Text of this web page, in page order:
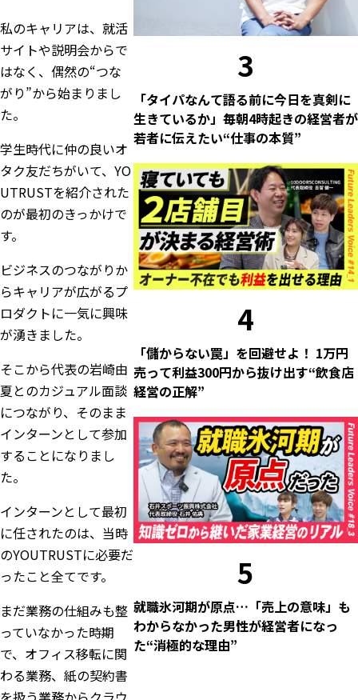
私のキャリアは、就活
サイトや説明会からで
はなく、偶然の“つな
がり”から始まりまし
た。
学生時代に仲の良いオ
タク友だちがいて、YO
UTRUSTを紹介された
のが最初のきっかけで
す。
ビジネスのつながりか
らキャリアが広がるプ
ロダクトに一気に興味
が湧きました。
そこから代表の岩崎由
夏とのカジュアル面談
につながり、そのまま
インターンとして参加
することになりまし
た。
インターンとして最初
に任されたのは、当時
のYOUTRUSTに必要だ
ったこと全てです。
まだ業務の仕組みも整
っていなかった時期
で、オフィス移転に関
わる業務、紙の契約書
3
「タイパなんて語る前に今日を真剣に
生きているか」毎朝4時起きの経営者が
若者に伝えたい“仕事の本質”
4
「儲からない罠」を回避せよ！ 1万円
売って利益300円から抜け出す“飲食店
経営の正解”
5
就職氷河期が原点…「売上の意味」も
わからなかった男性が経営者になっ
た“消極的な理由”